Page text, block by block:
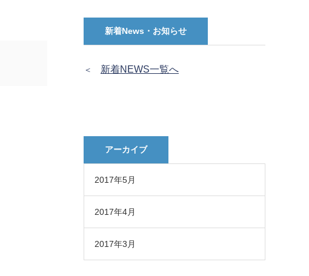
新着News・お知らせ
＜ 新着NEWS一覧へ
アーカイブ
2017年5月
2017年4月
2017年3月